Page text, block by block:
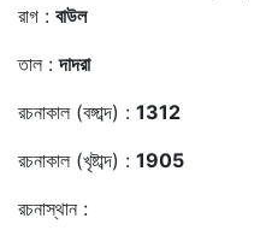
রাগ : বাউল
তাল :দাদরা
রচনাকাল (বঙ্গাব্দ) : 1312
রচনাকাল (খৃষ্টাব্দ) : 1905
রচনাস্থান :